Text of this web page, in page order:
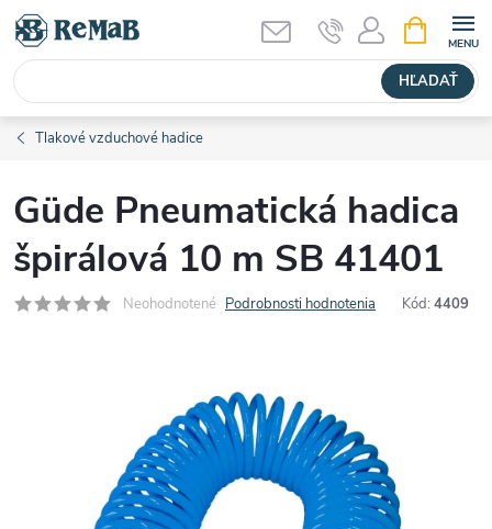
Prejsť
obsah
HĽADAŤ
KOŠÍK
Tlakové vzduchové hadice
Güde Pneumatická hadica
špirálová 10 m SB 41401
Neohodnotené Podrobnosti hodnotenia Kód: 4409